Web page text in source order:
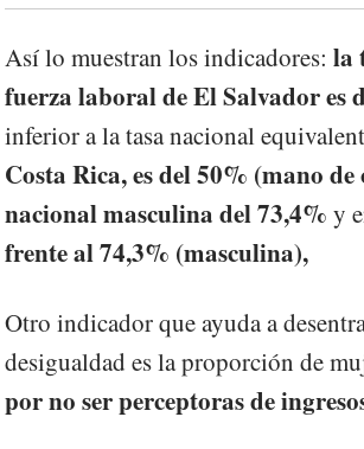
Así lo muestran los indicadores: la
fuerza laboral de El Salvador es
inferior a la tasa nacional
Costa Rica, es del 50% (mano
nacional masculina del 73,4% y
frente al 74,3% (masculina),
Otro indicador que ayuda a
desigualdad es la proporción de
por no ser perceptoras de